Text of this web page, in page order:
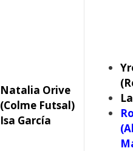
Natalia Orive
(Colme Futsal)
Isa García